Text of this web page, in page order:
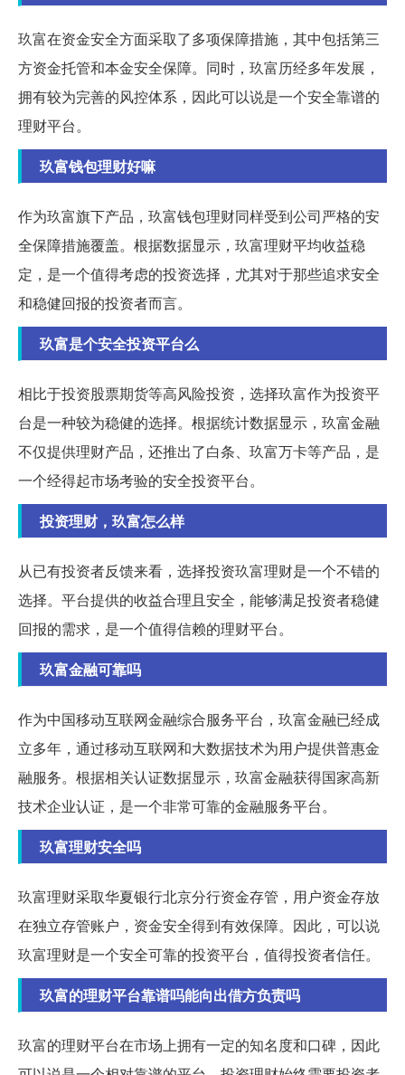
玖富在资金安全方面采取了多项保障措施，其中包括第三
方资金托管和本金安全保障。同时，玖富历经多年发展，
拥有较为完善的风控体系，因此可以说是一个安全靠谱的
理财平台。
玖富钱包理财好嘛
作为玖富旗下产品，玖富钱包理财同样受到公司严格的安
全保障措施覆盖。根据数据显示，玖富理财平均收益稳
定，是一个值得考虑的投资选择，尤其对于那些追求安全
和稳健回报的投资者而言。
玖富是个安全投资平台么
相比于投资股票期货等高风险投资，选择玖富作为投资平
台是一种较为稳健的选择。根据统计数据显示，玖富金融
不仅提供理财产品，还推出了白条、玖富万卡等产品，是
一个经得起市场考验的安全投资平台。
投资理财，玖富怎么样
从已有投资者反馈来看，选择投资玖富理财是一个不错的
选择。平台提供的收益合理且安全，能够满足投资者稳健
回报的需求，是一个值得信赖的理财平台。
玖富金融可靠吗
作为中国移动互联网金融综合服务平台，玖富金融已经成
立多年，通过移动互联网和大数据技术为用户提供普惠金
融服务。根据相关认证数据显示，玖富金融获得国家高新
技术企业认证，是一个非常可靠的金融服务平台。
玖富理财安全吗
玖富理财采取华夏银行北京分行资金存管，用户资金存放
在独立存管账户，资金安全得到有效保障。因此，可以说
玖富理财是一个安全可靠的投资平台，值得投资者信任。
玖富的理财平台靠谱吗能向出借方负责吗
玖富的理财平台在市场上拥有一定的知名度和口碑，因此